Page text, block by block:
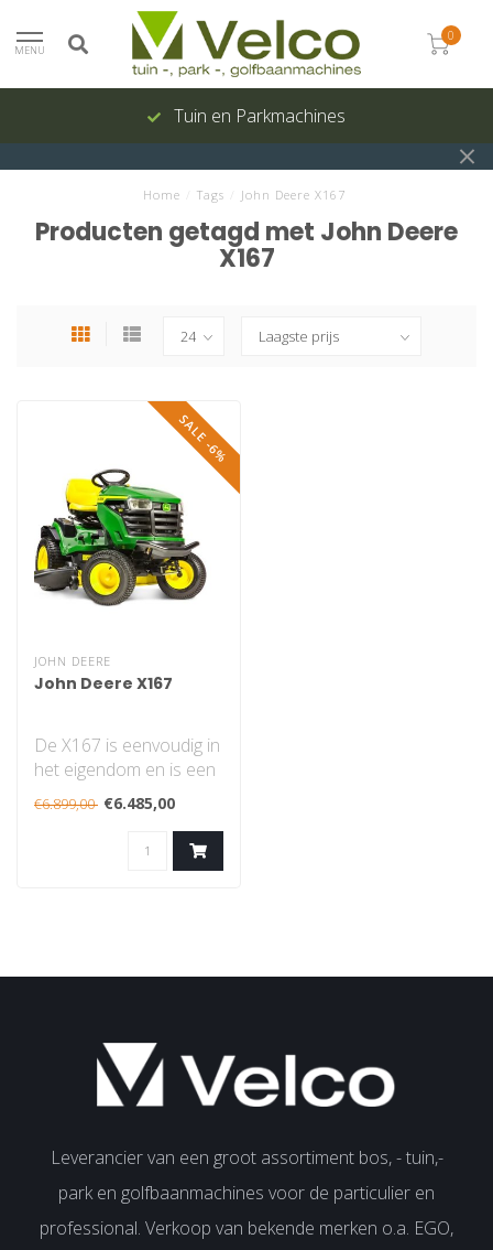
MENU
0
Tuin en Parkmachines
Home Tags John Deere X167
Producten getagd met John Deere
X167
SALE -6%
JOHN DEERE
John Deere X167
De X167 is eenvoudig in
het eigendom en is een
plezier om te
gebruiken...
€6.899,00 €6.485,00
Leverancier van een groot assortiment bos, - tuin,-
park en golfbaanmachines voor de particulier en
professional. Verkoop van bekende merken o.a. EGO,